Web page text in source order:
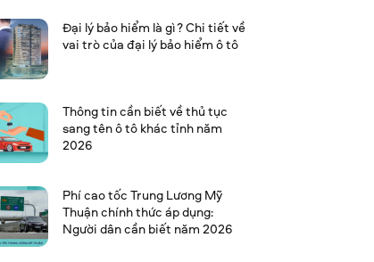
Đại lý bảo hiểm là gì? Chi tiết về
vai trò của đại lý bảo hiểm ô tô
Thông tin cần biết về thủ tục
sang tên ô tô khác tỉnh năm
2026
Phí cao tốc Trung Lương Mỹ
Thuận chính thức áp dụng:
Người dân cần biết năm 2026